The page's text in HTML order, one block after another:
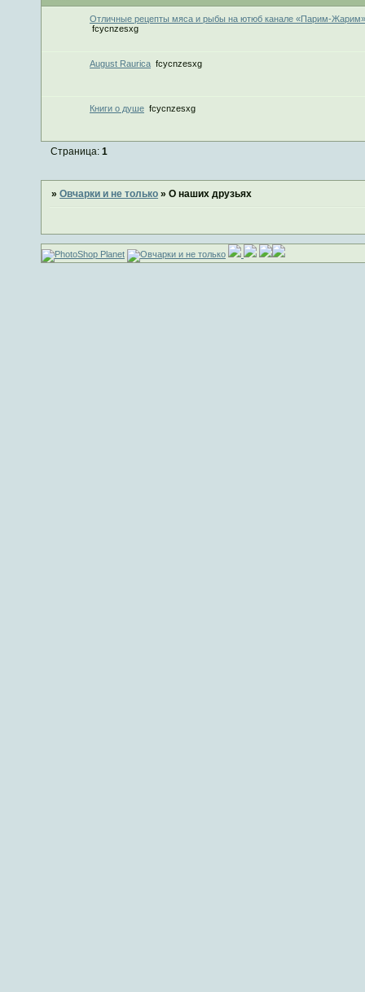
Отличные рецепты мяса и рыбы на ютюб канале «Парим-Жарим»
fcycnzesxg
August Raurica fcycnzesxg
Книги о душе fcycnzesxg
Страница:1
»Овчарки и не только »О наших друзьях